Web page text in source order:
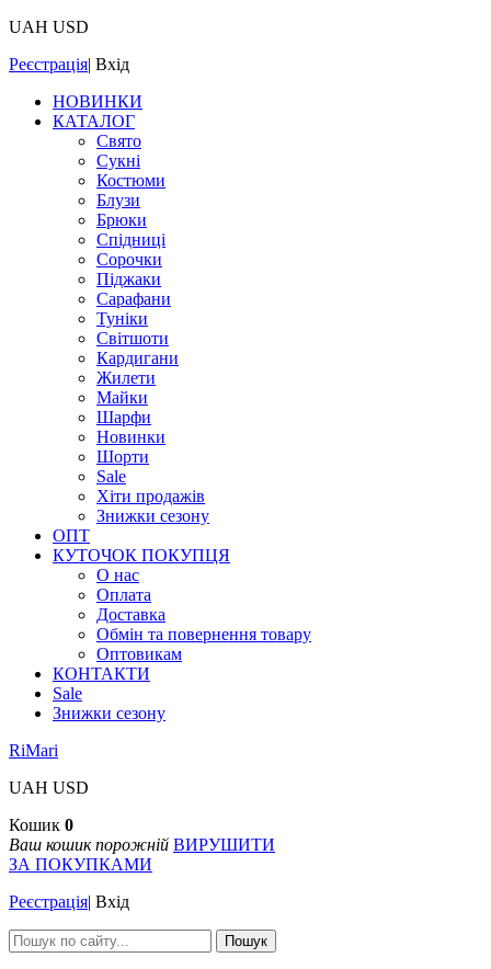
UAH USD
Реєстрація| Вхід
НОВИНКИ
КАТАЛОГ
Свято
Сукні
Костюми
Блузи
Брюки
Спідниці
Сорочки
Піджаки
Сарафани
Туніки
Світшоти
Кардигани
Жилети
Майки
Шарфи
Новинки
Шорти
Sale
Хіти продажів
Знижки сезону
ОПТ
КУТОЧОК ПОКУПЦЯ
О нас
Оплата
Доставка
Обмін та повернення товару
Оптовикам
КОНТАКТИ
Sale
Знижки сезону
RiMari
UAH USD
Кошик 0
Ваш кошик порожній ВИРУШИТИ
ЗА ПОКУПКАМИ
Реєстрація| Вхід
Пошук